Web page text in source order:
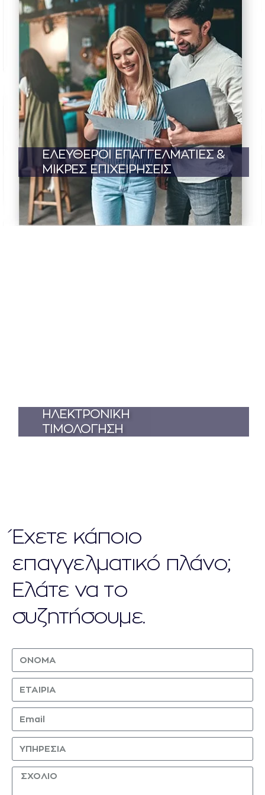
ΕΛΕΥΘΕΡΟΙ ΕΠΑΓΓΕΛΜΑΤΙΕΣ &
ΜΙΚΡΕΣ ΕΠΙΧΕΙΡΗΣΕΙΣ
ΗΛΕΚΤΡΟΝΙΚΗ
ΤΙΜΟΛΟΓΗΣΗ
Έχετε κάποιο
επαγγελματικό πλάνο;
Ελάτε να το
συζητήσουμε.